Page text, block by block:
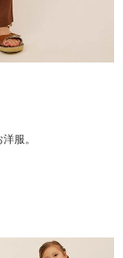
服。